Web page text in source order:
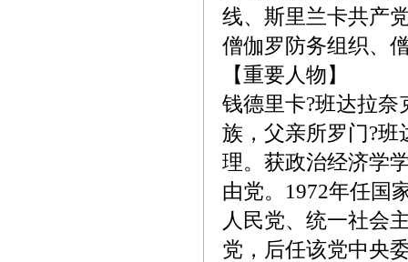
线、斯里兰卡共产
僧伽罗防务组织、
【重要人物】
钱德里卡?班达拉奈
族，父亲所罗门?
理。获政治经济学
由党。1972年任国
人民党、统一社会
党，后任该党中央